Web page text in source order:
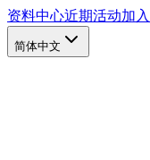
资料中心近期活动加
简体中文